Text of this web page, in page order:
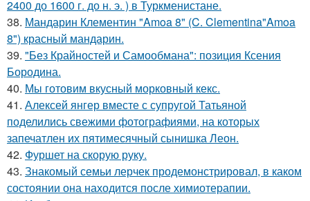
2400 до 1600 г. до н. э. ) в Туркменистане.
38. Мандарин Клементин "Amoa 8" (C. Clementina"Amoa
8") красный мандарин.
39. "Без Крайностей и Самообмана": позиция Ксения
Бородина.
40. Мы готовим вкусный морковный кекс.
41. Алексей янгер вместе с супругой Татьяной
поделились свежими фотографиями, на которых
запечатлен их пятимесячный сынишка Леон.
42. Фуршет на скорую руку.
43. Знакомый семьи лерчек продемонстрировал, в каком
состоянии она находится после химиотерапии.